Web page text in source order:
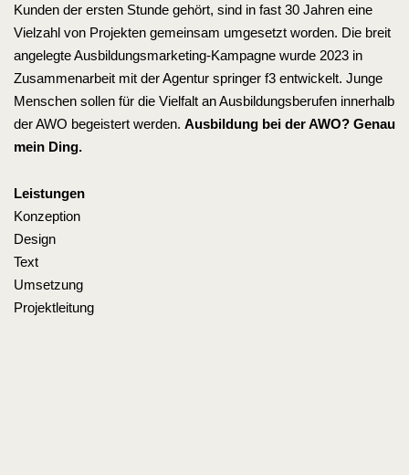
Kunden der ersten Stunde gehört, sind in fast 30 Jahren eine
Vielzahl von Projekten gemeinsam umgesetzt worden. Die breit
angelegte Ausbildungsmarketing-Kampagne wurde 2023 in
Zusammenarbeit mit der Agentur springer f3 entwickelt. Junge
Menschen sollen für die Vielfalt an Ausbildungsberufen innerhalb
der AWO begeistert werden. Ausbildung bei der AWO? Genau
mein Ding.
Leistungen
Konzeption
Design
Text
Umsetzung
Projektleitung